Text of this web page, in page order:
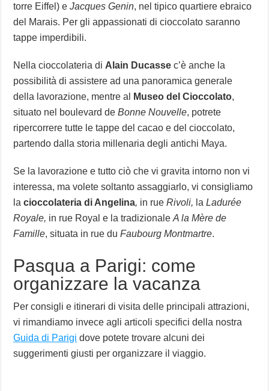
torre Eiffel) eJacques Genin, nel tipico quartiere ebraico
del Marais. Per gli appassionati di cioccolato saranno
tappe imperdibili.
Nella cioccolateria di Alain Ducasse c’è anche la
possibilità di assistere ad una panoramica generale
della lavorazione, mentre al
Museo del Cioccolato,
situato nel boulevard deBonne Nouvelle, potrete
ripercorrere tutte le tappe del cacao e del cioccolato,
partendo dalla storia millenaria degli antichi Maya.
Se la lavorazione e tutto ciò che vi gravita intorno non vi
interessa, ma volete soltanto assaggiarlo, vi consigliamo
lacioccolateria di Angelina, in rueRivoli, laLadurée
Royale, in rue Royal e la tradizionaleA la Mère de
Famille, situata in rue duFaubourg Montmartre.
Pasqua a Parigi: come
organizzare la vacanza
Per consigli e itinerari di visita delle principali attrazioni,
vi rimandiamo invece agli articoli specifici della nostra
Guida di Parigi dove potete trovare alcuni dei
suggerimenti giusti per organizzare il viaggio.